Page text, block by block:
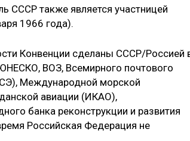
СССР также является участницей
1966 года).
Конвенции сделаны СССР/Россией
ВОЗ, Всемирного почтового
Международной морской
авиации (ИКАО),
банка реконструкции и развития
Российская Федерация не